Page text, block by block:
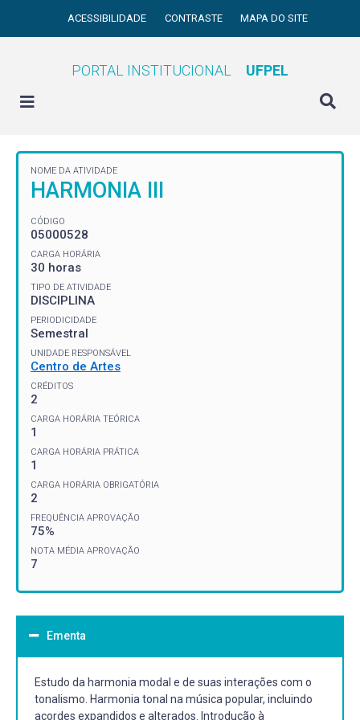
ACESSIBILIDADE CONTRASTE MAPA DO SITE
PORTAL INSTITUCIONAL UFPEL
NOME DA ATIVIDADE
HARMONIA III
CÓDIGO
05000528
CARGA HORÁRIA
30 horas
TIPO DE ATIVIDADE
DISCIPLINA
PERIODICIDADE
Semestral
UNIDADE RESPONSÁVEL
Centro de Artes
CRÉDITOS
2
CARGA HORÁRIA TEÓRICA
1
CARGA HORÁRIA PRÁTICA
1
CARGA HORÁRIA OBRIGATÓRIA
2
FREQUÊNCIA APROVAÇÃO
75%
NOTA MÉDIA APROVAÇÃO
7
Ementa
Estudo da harmonia modal e de suas interações com o
tonalismo. Harmonia tonal na música popular, incluindo
acordes expandidos e alterados. Introdução à